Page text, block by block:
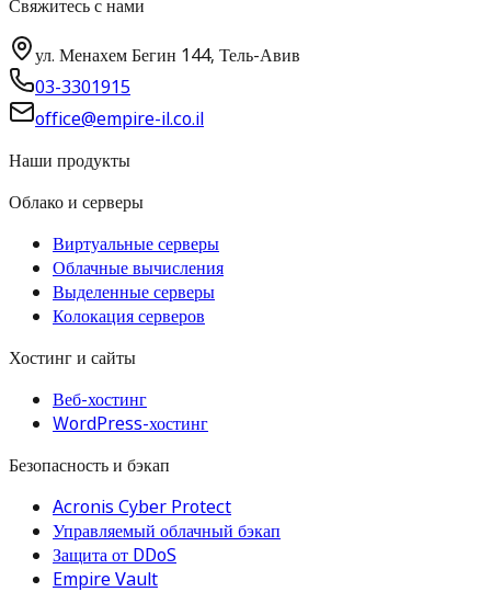
Свяжитесь с нами
ул. Менахем Бегин 144, Тель-Авив
03-3301915
office@empire-il.co.il
Наши продукты
Облако и серверы
Виртуальные серверы
Облачные вычисления
Выделенные серверы
Колокация серверов
Хостинг и сайты
Веб-хостинг
WordPress-хостинг
Безопасность и бэкап
Acronis Cyber Protect
Управляемый облачный бэкап
Защита от DDoS
Empire Vault